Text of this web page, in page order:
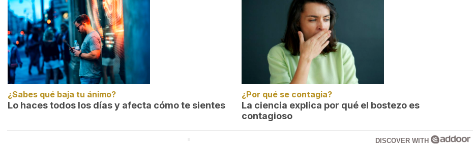
¿Sabes qué baja tu ánimo?
Lo haces todos los días y afecta cómo te sientes
¿Por qué se contagia?
La ciencia explica por qué el bostezo es
contagioso
DISCOVER WITH